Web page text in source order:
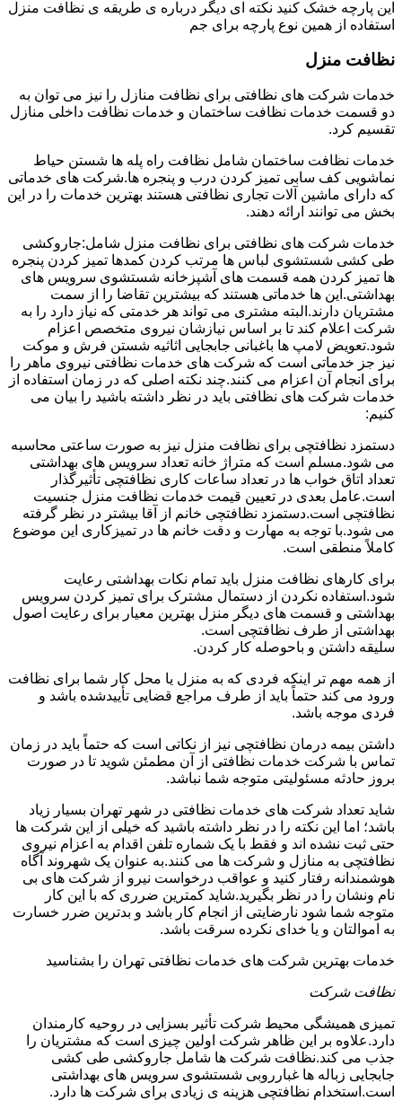
این پارچه خشک کنید نکته ای دیگر درباره ی طریقه ی نظافت منزل
استفاده از همین نوع پارچه برای جم
نظافت منزل
خدمات شرکت های نظافتی برای نظافت منازل را نیز می توان به
دو قسمت خدمات نظافت ساختمان و خدمات نظافت داخلی منازل
تقسیم کرد.
خدمات نظافت ساختمان شامل نظافت راه پله ها شستن حیاط
نماشویی کف سابی تمیز کردن درب و پنجره ها.شرکت های خدماتی
که دارای ماشین آلات تجاری نظافتی هستند بهترین خدمات را در این
بخش می توانند ارائه دهند.
خدمات شرکت های نظافتی برای نظافت منزل شامل:جاروکشی
طی کشی شستشوی لباس ها مرتب کردن کمدها تمیز کردن پنجره
ها تمیز کردن همه قسمت های آشپزخانه شستشوی سرویس های
بهداشتی.این ها خدماتی هستند که بیشترین تقاضا را از سمت
مشتریان دارند.البته مشتری می تواند هر خدمتی که نیاز دارد را به
شرکت اعلام کند تا بر اساس نیازشان نیروی متخصص اعزام
شود.تعویض لامپ ها باغبانی جابجایی اثاثیه شستن فرش و موکت
نیز جز خدماتی است که شرکت های خدمات نظافتی نیروی ماهر را
برای انجام آن اعزام می کنند.چند نکته اصلی که در زمان استفاده از
خدمات شرکت های نظافتی باید در نظر داشته باشید را بیان می
کنیم:
دستمزد نظافتچی برای نظافت منزل نیز به صورت ساعتی محاسبه
می شود.مسلم است که متراژ خانه تعداد سرویس های بهداشتی
تعداد اتاق خواب ها در تعداد ساعات کاری نظافتچی تأثیرگذار
است.عامل بعدی در تعیین قیمت خدمات نظافت منزل جنسیت
نظافتچی است.دستمزد نظافتچی خانم از آقا بیشتر در نظر گرفته
می شود.با توجه به مهارت و دقت خانم ها در تمیزکاری این موضوع
کاملاً منطقی است.
برای کارهای نظافت منزل باید تمام نکات بهداشتی رعایت
شود.استفاده نکردن از دستمال مشترک برای تمیز کردن سرویس
بهداشتی و قسمت های دیگر منزل بهترین معیار برای رعایت اصول
بهداشتی از طرف نظافتچی است.
سلیقه داشتن و باحوصله کار کردن.
از همه مهم تر اینکه فردی که به منزل یا محل کار شما برای نظافت
ورود می کند حتماً باید از طرف مراجع قضایی تأییدشده باشد و
فردی موجه باشد.
داشتن بیمه درمان نظافتچی نیز از نکاتی است که حتماً باید در زمان
تماس با شرکت خدمات نظافتی از آن مطمئن شوید تا در صورت
بروز حادثه مسئولیتی متوجه شما نباشد.
شاید تعداد شرکت های خدمات نظافتی در شهر تهران بسیار زیاد
باشد؛ اما این نکته را در نظر داشته باشید که خیلی از این شرکت ها
حتی ثبت نشده اند و فقط با یک شماره تلفن اقدام به اعزام نیروی
نظافتچی به منازل و شرکت ها می کنند.به عنوان یک شهروند آگاه
هوشمندانه رفتار کنید و عواقب درخواست نیرو از شرکت های بی
نام ونشان را در نظر بگیرید.شاید کمترین ضرری که با این کار
متوجه شما شود نارضایتی از انجام کار باشد و بدترین ضرر خسارت
به اموالتان و یا خدای نکرده سرقت باشد.
خدمات بهترین شرکت های خدمات نظافتی تهران را بشناسید
نظافت شرکت
تمیزی همیشگی محیط شرکت تأثیر بسزایی در روحیه کارمندان
دارد.علاوه بر این ظاهر شرکت اولین چیزی است که مشتریان را
جذب می کند.نظافت شرکت ها شامل جاروکشی طی کشی
جابجایی زباله ها غبارروبی شستشوی سرویس های بهداشتی
است.استخدام نظافتچی هزینه ی زیادی برای شرکت ها دارد.